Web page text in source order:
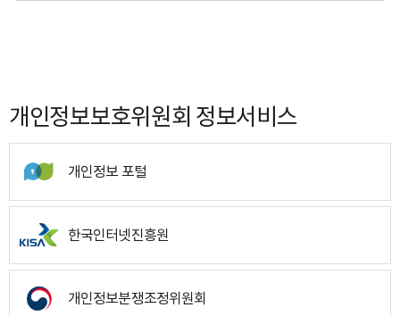
개인정보보호위원회 정보서비스
개인정보 포털
한국인터넷진흥원
개인정보분쟁조정위원회